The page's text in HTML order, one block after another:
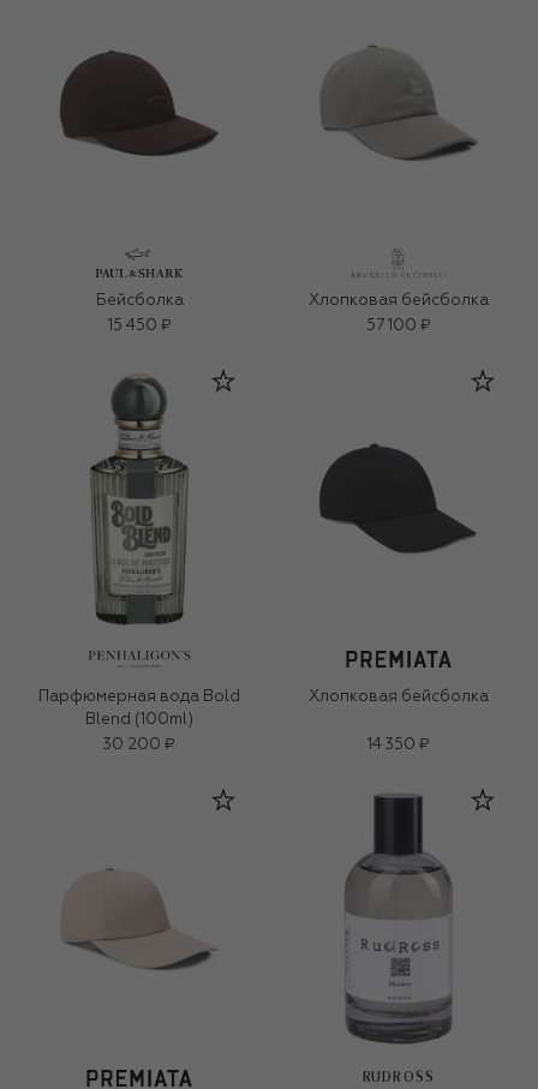
Бейсболка
15 450 ₽
Хлопковая бейсболка
57 100 ₽
Парфюмерная вода Bold
Blend (100ml)
30 200 ₽
Хлопковая бейсболка
14 350 ₽
RUDROSS